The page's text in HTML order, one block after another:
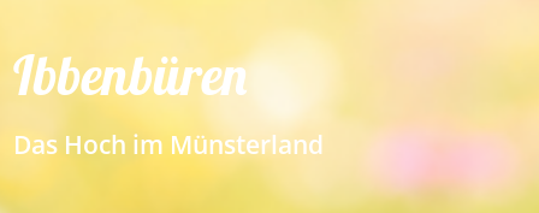
Ibbenbüren
Das Hoch im Münsterland